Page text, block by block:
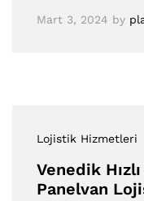
Mart 3, 2024 by
Lojistik Hizmetleri
Venedik
Panelvan